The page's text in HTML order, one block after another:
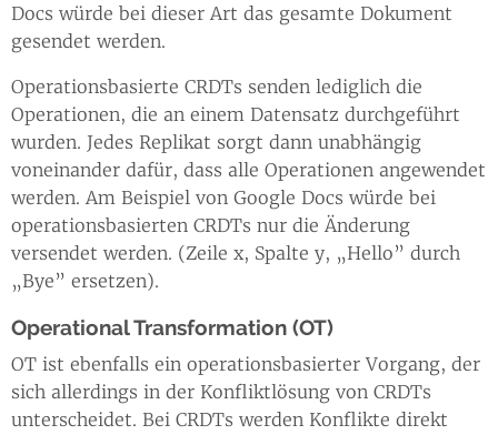
Docs würde bei dieser Art das gesamte Dokument
gesendet werden.
Operationsbasierte CRDTs senden lediglich die
Operationen, die an einem Datensatz durchgeführt
wurden. Jedes Replikat sorgt dann unabhängig
voneinander dafür, dass alle Operationen angewendet
werden. Am Beispiel von Google Docs würde bei
operationsbasierten CRDTs nur die Änderung
versendet werden. (Zeile x, Spalte y, „Hello” durch
„Bye” ersetzen).
Operational Transformation (OT)
OT ist ebenfalls ein operationsbasierter Vorgang, der
sich allerdings in der Konfliktlösung von CRDTs
unterscheidet. Bei CRDTs werden Konflikte direkt